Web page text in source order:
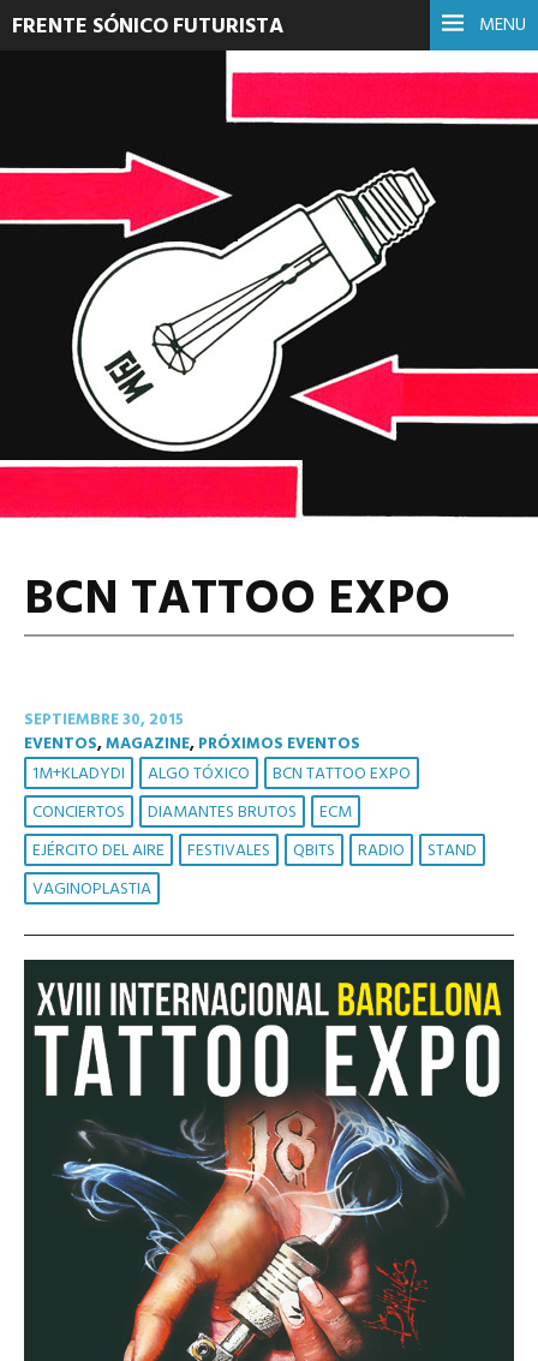
MENU
FRENTE SÓNICO FUTURISTA
BCN TATTOO EXPO
SEPTIEMBRE 30, 2015
EVENTOS,MAGAZINE,PRÓXIMOS EVENTOS
1M+KLADYDI ALGO TÓXICO
BCN TATTOO EXPO
CONCIERTOS
DIAMANTES BRUTOS
ECM
EJÉRCITO DEL AIRE
FESTIVALES QBITS RADIO
STAND
VAGINOPLASTIA